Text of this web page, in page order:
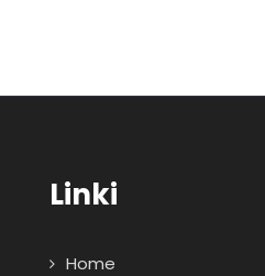
Linki
Home